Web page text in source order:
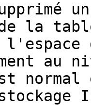
de la
au
normal